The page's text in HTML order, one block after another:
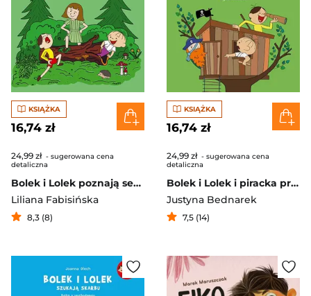
KSIĄŻKA
16,74 zł
24,99 zł - sugerowana cena
detaliczna
Bolek i Lolek poznają sekrety lasu
Liliana Fabisińska
8,3 (8)
KSIĄŻKA
16,74 zł
24,99 zł - sugerowana cena
detaliczna
Bolek i Lolek i piracka przygoda. Bajka o odwadze
Justyna Bednarek
7,5 (14)